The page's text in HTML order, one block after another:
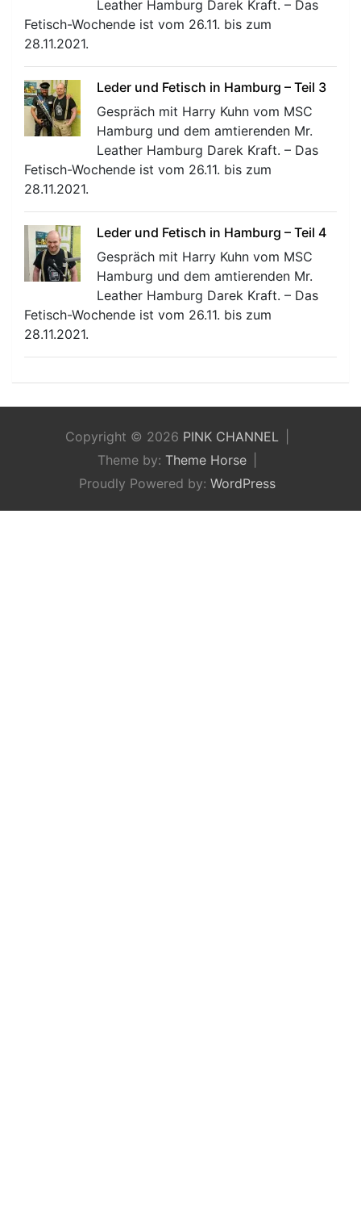
Leather Hamburg Darek Kraft. – Das
Fetisch-Wochende ist vom 26.11. bis zum
28.11.2021.
Leder und Fetisch in Hamburg – Teil 3
Gespräch mit Harry Kuhn vom MSC
Hamburg und dem amtierenden Mr.
Leather Hamburg Darek Kraft. – Das
Fetisch-Wochende ist vom 26.11. bis zum
28.11.2021.
Leder und Fetisch in Hamburg – Teil 4
Gespräch mit Harry Kuhn vom MSC
Hamburg und dem amtierenden Mr.
Leather Hamburg Darek Kraft. – Das
Fetisch-Wochende ist vom 26.11. bis zum
28.11.2021.
Copyright © 2026 PINK CHANNEL
Theme by: Theme Horse
Proudly Powered by: WordPress